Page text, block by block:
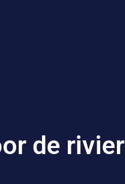
de rivier